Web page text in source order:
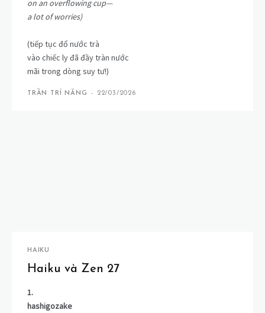
on an overflowing cup—
a lot of worries)
(tiếp tục đổ nước trà
vào chiếc ly đã đầy tràn nước
mãi trong dòng suy tư!)
TRẦN TRÍ NĂNG - 22/03/2026
HAIKU
Haiku và Zen 27
1.
hashigozake